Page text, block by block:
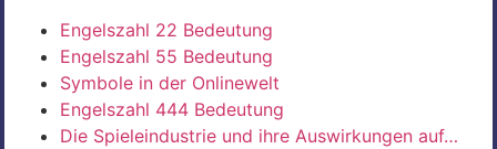
Engelszahl 22 Bedeutung
Engelszahl 55 Bedeutung
Symbole in der Onlinewelt
Engelszahl 444 Bedeutung
Die Spieleindustrie und ihre Auswirkungen auf…